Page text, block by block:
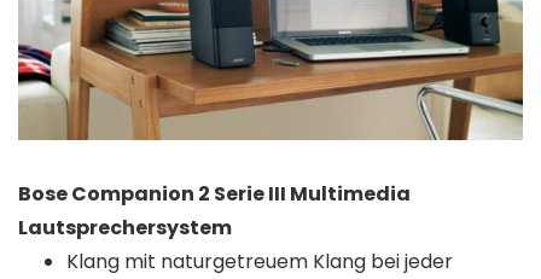
Bose Companion 2 Serie III Multimedia
Lautsprechersystem
Klang mit naturgetreuem Klang bei jeder